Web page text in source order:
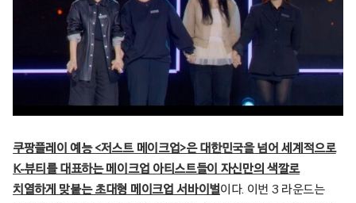
쿠팡플레이 예능 <저스트 메이크업>은 대한민국을 넘어 세계적으로
K-뷰티를 대표하는 메이크업 아티스트들이 자신만의 색깔로
치열하게 맞붙는 초대형 메이크업 서바이벌이다. 이번 3 라운드는